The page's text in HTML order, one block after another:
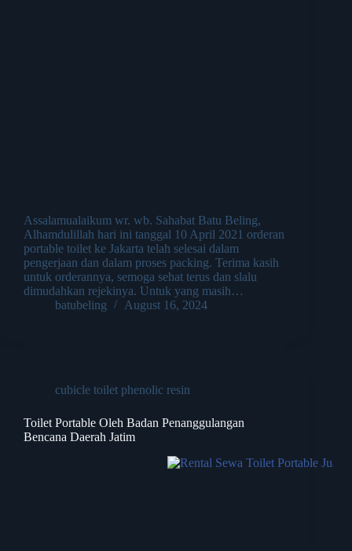
Assalamualaikum wr. wb. Sahabat Batu Beling,
Alhamdulillah hari ini tanggal 10 April 2021 orderan
portable toilet ke Jakarta telah selesai dalam
pengerjaan dan dalam proses packing. Terima kasih
untuk orderannya, semoga sehat terus dan slalu
dimudahkan rejekinya. Untuk yang masih…
batubeling
August 16, 2024
cubicle toilet phenolic resin
Toilet Portable Oleh Badan Penanggulangan
Bencana Daerah Jatim